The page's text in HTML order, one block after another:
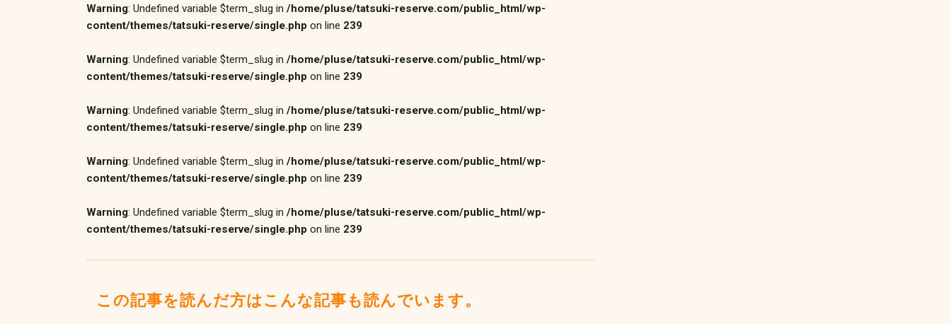
Warning: Undefined variable $term_slug in /home/pluse/tatsuki-reserve.com/public_html/wp-
content/themes/tatsuki-reserve/single.php on line 239
Warning: Undefined variable $term_slug in /home/pluse/tatsuki-reserve.com/public_html/wp-
content/themes/tatsuki-reserve/single.php on line 239
Warning: Undefined variable $term_slug in /home/pluse/tatsuki-reserve.com/public_html/wp-
content/themes/tatsuki-reserve/single.php on line 239
Warning: Undefined variable $term_slug in /home/pluse/tatsuki-reserve.com/public_html/wp-
content/themes/tatsuki-reserve/single.php on line 239
Warning: Undefined variable $term_slug in /home/pluse/tatsuki-reserve.com/public_html/wp-
content/themes/tatsuki-reserve/single.php on line 239
この記事を読んだ方はこんな記事も読んでいます。